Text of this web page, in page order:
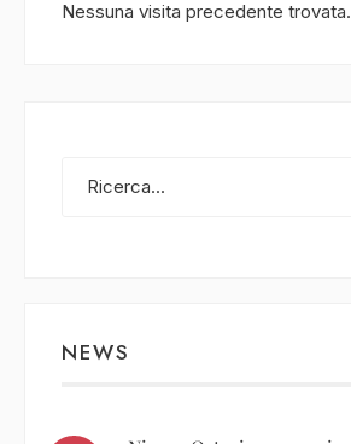
Nessuna visita precedente trovata.
NEWS